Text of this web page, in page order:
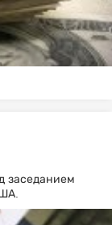
заседанием